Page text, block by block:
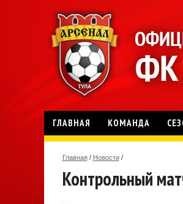
ГЛАВНАЯ КОМАНДА
Главная / Новости /
Контрольный